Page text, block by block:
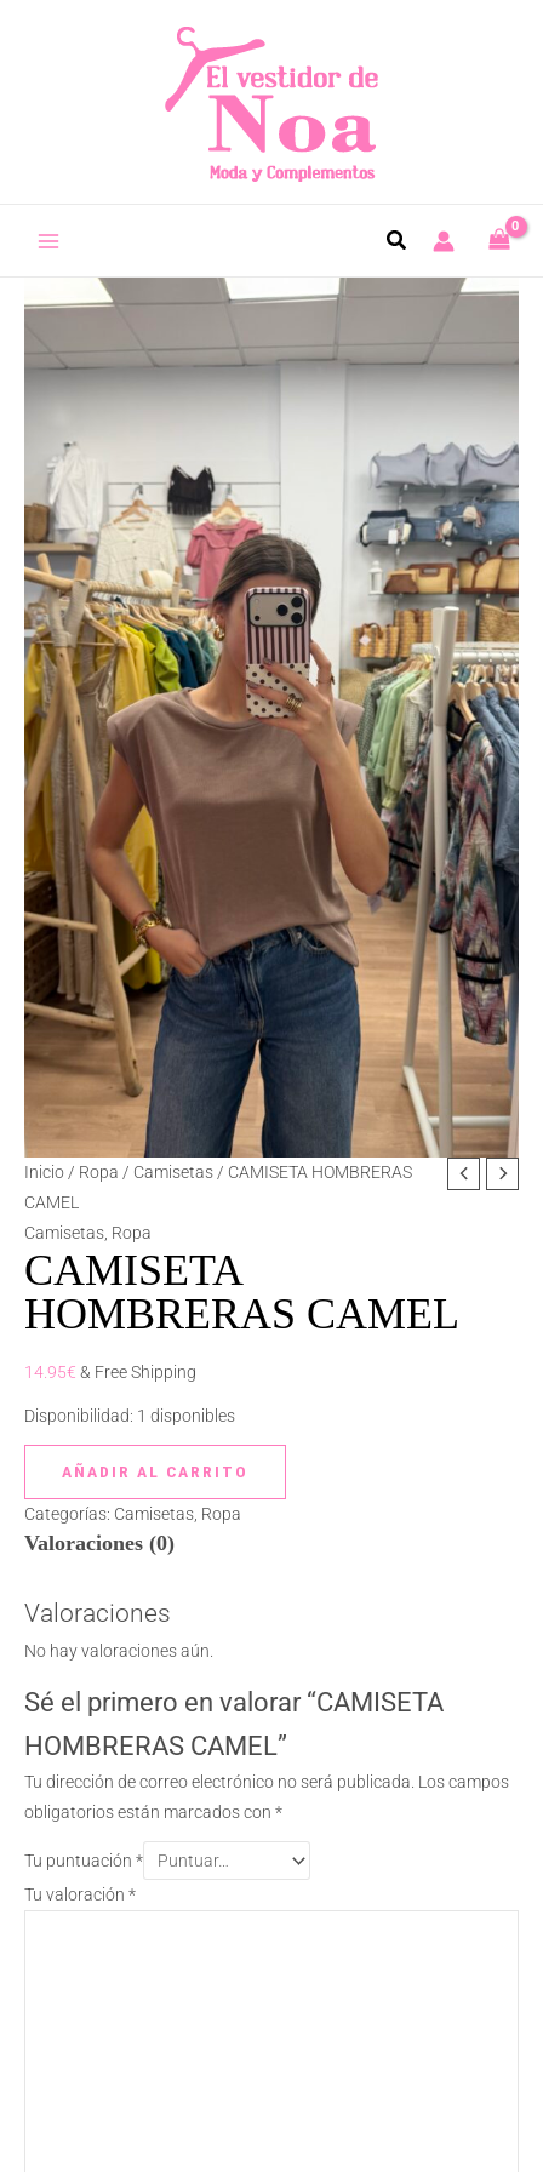
Inicio / Ropa / Camisetas / CAMISETA HOMBRERAS
CAMEL
Camisetas Ropa
CAMISETA
HOMBRERAS CAMEL
14.95€ & Free Shipping
Disponibilidad: 1 disponibles
CAMISETA
HOMBRERAS
CAMEL
cantidad
AÑADIR AL CARRITO
Categorías: Camisetas Ropa
Valoraciones (0)
Valoraciones
No hay valoraciones aún.
Sé el primero en valorar “CAMISETA
HOMBRERAS CAMEL”
Tu dirección de correo electrónico no será publicada. Los campos
obligatorios están marcados con *
Tu puntuación *
Tu valoración *